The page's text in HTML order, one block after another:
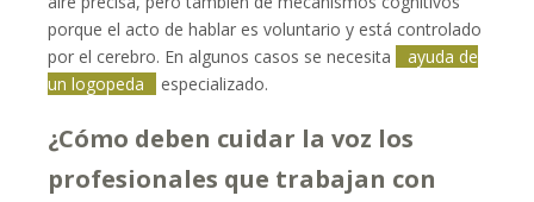
porque el acto de hablar es voluntario y está controlado
por el cerebro. En algunos casos se necesita
ayuda de
un logopeda
especializado.
¿Cómo deben cuidar la voz los
profesionales que trabajan con